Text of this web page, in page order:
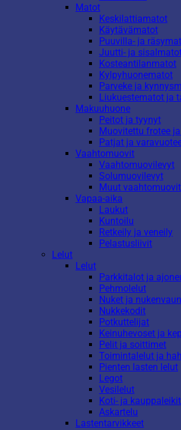
Matot
Keskilattiamatot
Käytävämatot
Puuvilla- ja
Juutti- ja
Kosteantilanmatot
Kylpyhuonematot
Parveke ja
Liukuestematot ja
Makuuhuone
Peitot ja tyynyt
Muovitettu frotee
Patjat ja
Vaahtomuovit
Vaahtomuovilevyt
Solumuovilevyt
Muut vaahtomuovit
Vapaa-aika
Laukut
Kuntoilu
Retkeily ja veneily
Pelastusliivit
Lelut
Lelut
Parkkitalot ja
Pehmolelut
Nuket ja
Nukkekodit
Potkuttelijat
Keinuhevoset ja
Pelit ja soittimet
Toimintalelut ja
Pienten lasten lelut
Legot
Vesilelut
Koti- ja kauppaleikit
Askartelu
Lastentarvikkeet